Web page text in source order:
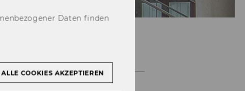
Daten finden
ALLE COOKIES AKZEPTIEREN